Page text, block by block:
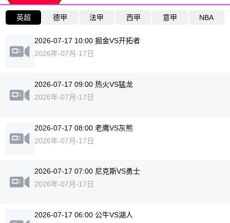
英超 德甲 法甲 西甲 意甲 NBA
2026-07-17 10:00 掘金VS开拓者
2026年-07月-17日
2026-07-17 09:00 热火VS猛龙
2026年-07月-17日
2026-07-17 08:00 老鹰VS灰熊
2026年-07月-17日
2026-07-17 07:00 尼克斯VS勇士
2026年-07月-17日
2026-07-17 06:00 公牛VS湖人